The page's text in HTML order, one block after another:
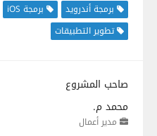
برمجة أندرويد
برمجة iOS
تطوير التطبيقات
صاحب المشروع
محمد م.
مدير أعمال